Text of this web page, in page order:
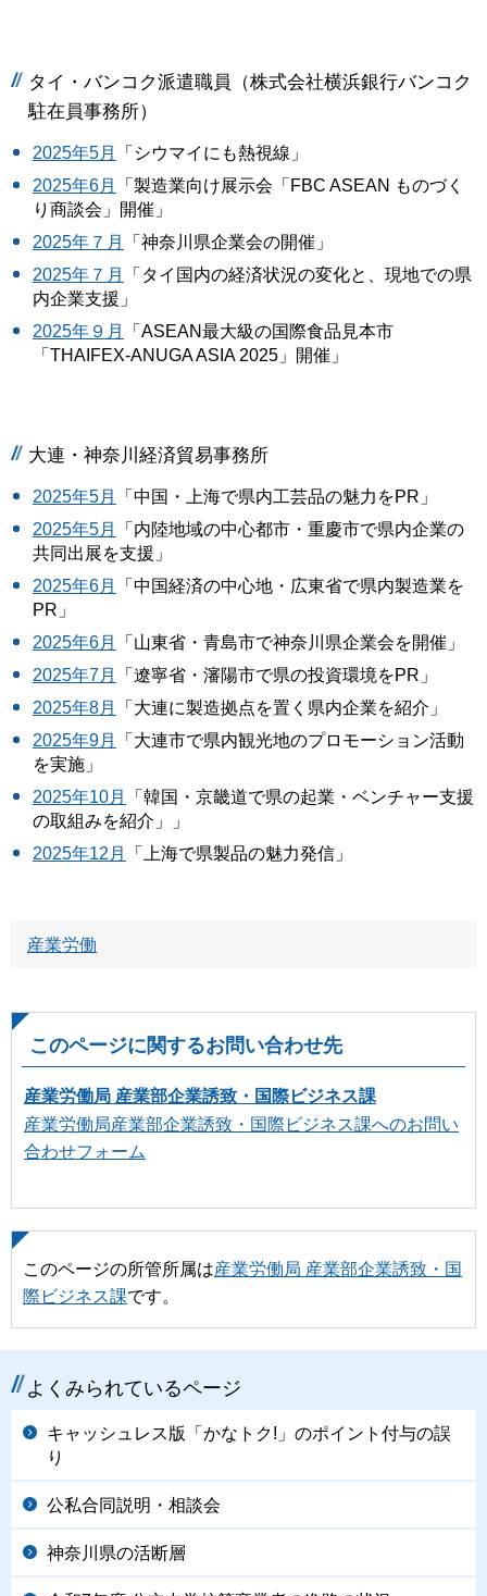
タイ・バンコク派遣職員（株式会社横浜銀行バンコク
駐在員事務所）
2025年5月
「シウマイにも熱視線」
2025年6月
「製造業向け展示会「FBC ASEAN ものづく
り商談会」開催」
2025年７月
「神奈川県企業会の開催」
2025年７月
「タイ国内の経済状況の変化と、現地での県
内企業支援」
2025年９月
「ASEAN最大級の国際食品見本市
「THAIFEX-ANUGA ASIA 2025」開催」
大連・神奈川経済貿易事務所
2025年5月
「中国・上海で県内工芸品の魅力をPR」
2025年5月
「内陸地域の中心都市・重慶市で県内企業の
共同出展を支援」
2025年6月
「中国経済の中心地・広東省で県内製造業を
PR」
2025年6月
「山東省・青島市で神奈川県企業会を開催」
2025年7月
「遼寧省・瀋陽市で県の投資環境をPR」
2025年8月
「大連に製造拠点を置く県内企業を紹介」
2025年9月
「大連市で県内観光地のプロモーション活動
を実施」
2025年10月
「韓国・京畿道で県の起業・ベンチャー支援
の取組みを紹介」」
2025年12月
「上海で県製品の魅力発信」
産業労働
このページに関するお問い合わせ先
産業労働局 産業部企業誘致・国際ビジネス課
産業労働局産業部企業誘致・国際ビジネス課へのお問い
合わせフォーム
このページの所管所属は産業労働局 産業部企業誘致・国
際ビジネス課です。
よくみられているページ
キャッシュレス版「かなトク!」のポイント付与の誤
り
公私合同説明・相談会
神奈川県の活断層